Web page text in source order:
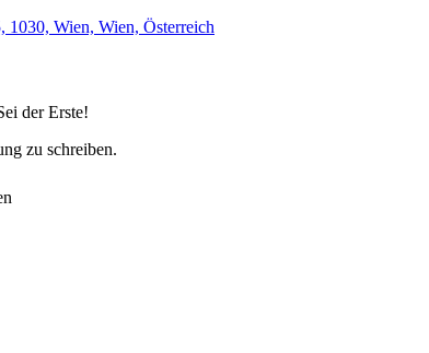
1030, Wien, Wien, Österreich
der Erste!
zu schreiben.